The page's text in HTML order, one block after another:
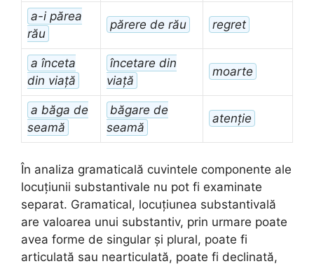
a-i părea
rău
părere de rău regret
a înceta
din viață
încetare din
viață
moarte
a băga de
seamă
băgare de
seamă
atenție
În analiza gramaticală cuvintele componente ale
locuțiunii substantivale nu pot fi examinate
separat. Gramatical, locuțiunea substantivală
are valoarea unui substantiv, prin urmare poate
avea forme de singular și plural, poate fi
articulată sau nearticulată, poate fi declinată,